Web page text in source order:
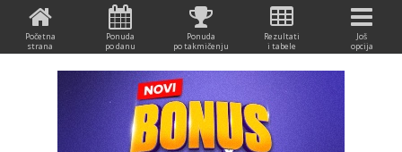
Početna
strana
Ponuda
po danu
Ponuda
po takmičenju
Rezultati
i tabele
Još
opcija